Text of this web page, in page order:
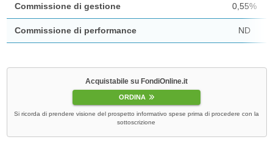
Commissione di gestione 0,55%
Commissione di performance ND
Acquistabile su FondiOnline.it
ORDINA
Si ricorda di prendere visione del prospetto informativo spese prima di procedere con la
sottoscrizione